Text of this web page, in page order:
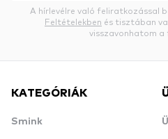
A hírlevélre való feliratkozással
Feltételekben és tisztában
visszavonhatom
KATEGÓRIÁK
Smink